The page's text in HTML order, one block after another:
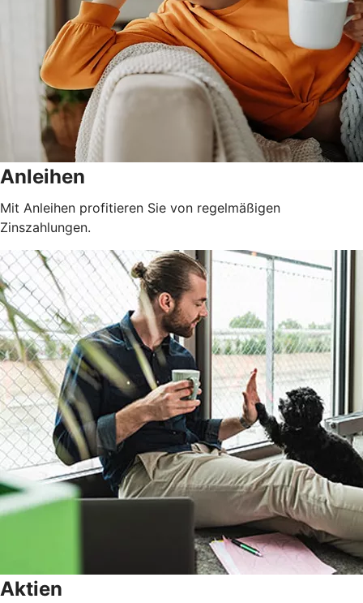
Anleihen
Mit Anleihen profitieren Sie von regelmäßigen
Zinszahlungen.
Aktien